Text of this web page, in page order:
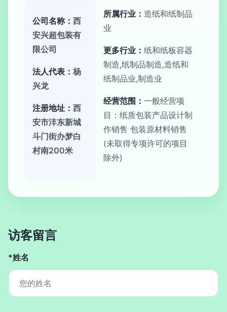
公司名称： 西
安兴超包装有
限公司
法人代表： 杨
兴龙
注册地址： 西
安市沣东新城
斗门街办梦白
村南200米
所属行业： 造纸和纸制品
业
更多行业： 纸和纸板容器
制造,纸制品制造,造纸和
纸制品业,制造业
经营范围： 一般经营项
目：纸质包装产品设计制
作销售 包装原材料销售
(未取得专项许可的项目
除外)
访客留言
*姓名